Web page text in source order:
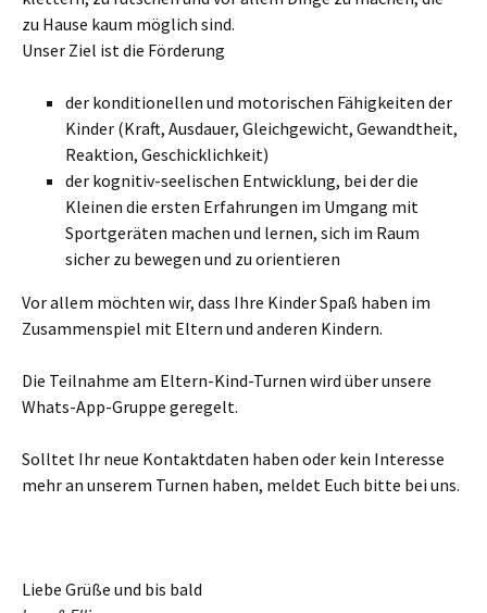
zu Hause kaum möglich sind.
Unser Ziel ist die Förderung
der konditionellen und motorischen Fähigkeiten der
Kinder (Kraft, Ausdauer, Gleichgewicht, Gewandtheit,
Reaktion, Geschicklichkeit)
der kognitiv-seelischen Entwicklung, bei der die
Kleinen die ersten Erfahrungen im Umgang mit
Sportgeräten machen und lernen, sich im Raum
sicher zu bewegen und zu orientieren
Vor allem möchten wir, dass Ihre Kinder Spaß haben im
Zusammenspiel mit Eltern und anderen Kindern.
Die Teilnahme am Eltern-Kind-Turnen wird über unsere
Whats-App-Gruppe geregelt.
Solltet Ihr neue Kontaktdaten haben oder kein Interesse
mehr an unserem Turnen haben, meldet Euch bitte bei uns.
Liebe Grüße und bis bald